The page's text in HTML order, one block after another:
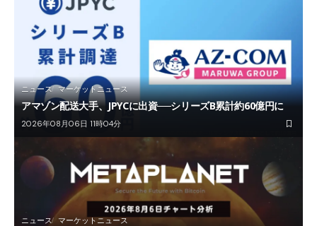
ニュース マーケットニュース
アマゾン配送大手、JPYCに出資──シリーズB累計約60億円に
2026年08月06日 11時04分
ニュース マーケットニュース